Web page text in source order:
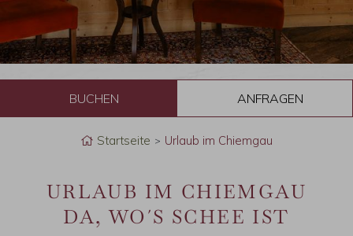
Startseite Urlaub im Chiemgau
URLAUB IM CHIEMGAU
DA, WO´S SCHEE IST